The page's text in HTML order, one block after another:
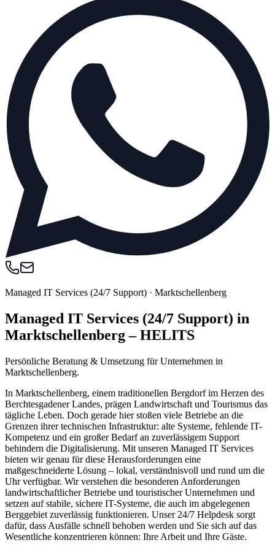
Managed IT Services (24/7 Support) · Marktschellenberg
Managed IT Services (24/7 Support) in
Marktschellenberg – HELITS
Persönliche Beratung & Umsetzung für Unternehmen in
Marktschellenberg.
In Marktschellenberg, einem traditionellen Bergdorf im Herzen des
Berchtesgadener Landes, prägen Landwirtschaft und Tourismus das
tägliche Leben. Doch gerade hier stoßen viele Betriebe an die
Grenzen ihrer technischen Infrastruktur: alte Systeme, fehlende IT-
Kompetenz und ein großer Bedarf an zuverlässigem Support
behindern die Digitalisierung. Mit unseren Managed IT Services
bieten wir genau für diese Herausforderungen eine
maßgeschneiderte Lösung – lokal, verständnisvoll und rund um die
Uhr verfügbar. Wir verstehen die besonderen Anforderungen
landwirtschaftlicher Betriebe und touristischer Unternehmen und
setzen auf stabile, sichere IT-Systeme, die auch im abgelegenen
Berggebiet zuverlässig funktionieren. Unser 24/7 Helpdesk sorgt
dafür, dass Ausfälle schnell behoben werden und Sie sich auf das
Wesentliche konzentrieren können: Ihre Arbeit und Ihre Gäste.